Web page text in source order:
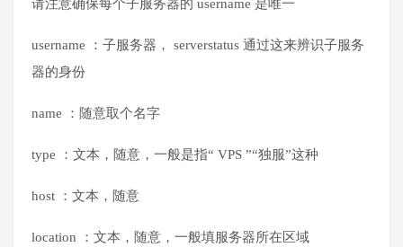
请注意确保每个子服务器的 username 是唯一
username ：子服务器， serverstatus 通过这来辨识子服务
器的身份
name ：随意取个名字
type ：文本，随意，一般是指“ VPS ”“独服”这种
host ：文本，随意
location ：文本，随意，一般填服务器所在区域